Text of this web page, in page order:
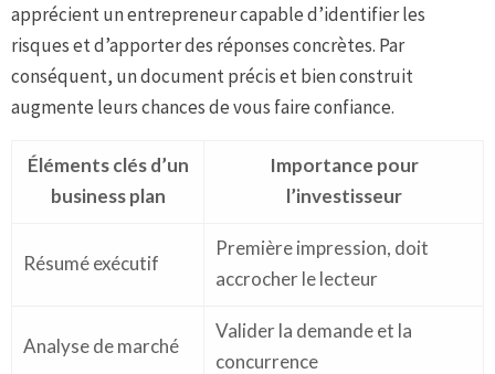
apprécient un entrepreneur capable d’identifier les
risques et d’apporter des réponses concrètes. Par
conséquent, un document précis et bien construit
augmente leurs chances de vous faire confiance.
Éléments clés d’un
business plan
Importance pour
l’investisseur
Résumé exécutif
Première impression, doit
accrocher le lecteur
Analyse de marché
Valider la demande et la
concurrence